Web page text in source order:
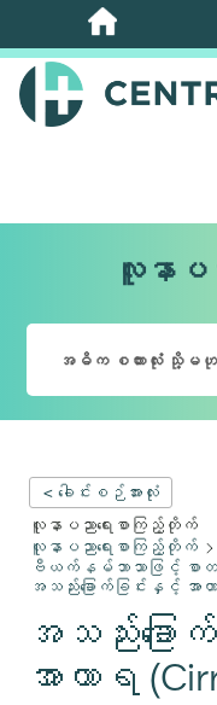
အဓိက
အကြောင်းအရာ
သို့
လူနာပ
< ခေါင်းစဉ်အားလုံး
လူနာပညာရေးစာကြည့်တိုက်
လူနာပညာရေးစာကြည့်တိုက်
ဗီယက်နမ်ဘာသာဖြင့် စာတမ်း
အသည်းခြောက်ခြင်းနှင့် အာ
အသည်းခြေ
အာဟာရ